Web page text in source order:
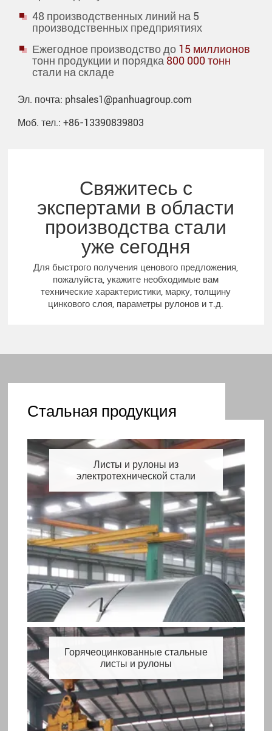
48 производственных линий на 5
производственных предприятиях
Ежегодное производство до 15 миллионов
тонн продукции и порядка 800 000 тонн
стали на складе
Эл. почта: phsales1@panhuagroup.com
Моб. тел.:+86-13390839803
Свяжитесь с
экспертами в области
производства стали
уже сегодня
Для быстрого получения ценового предложения,
пожалуйста, укажите необходимые вам
технические характеристики, марку, толщину
цинкового слоя, параметры рулонов и т.д.
Стальная продукция
Листы и рулоны из
электротехнической стали
Горячеоцинкованные стальные
листы и рулоны